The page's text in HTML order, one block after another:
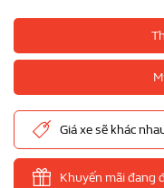
Giá xe sẽ khác
Khuyến mãi đang